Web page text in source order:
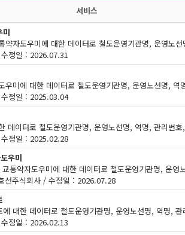
서비스
미
정일 : 2026.07.31
정일 : 2025.03.04
정일 : 2025.02.28
우미
선주식회사 / 수정일 : 2026.07.28
정일 : 2026.02.13